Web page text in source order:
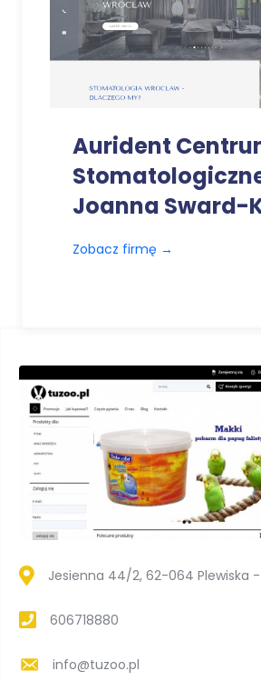
Aurident
Joanna Sward-
Zobacz firmę →
Jesienna 44/2, 62-064 Plewiska -
606718880
info@tuzoo.pl